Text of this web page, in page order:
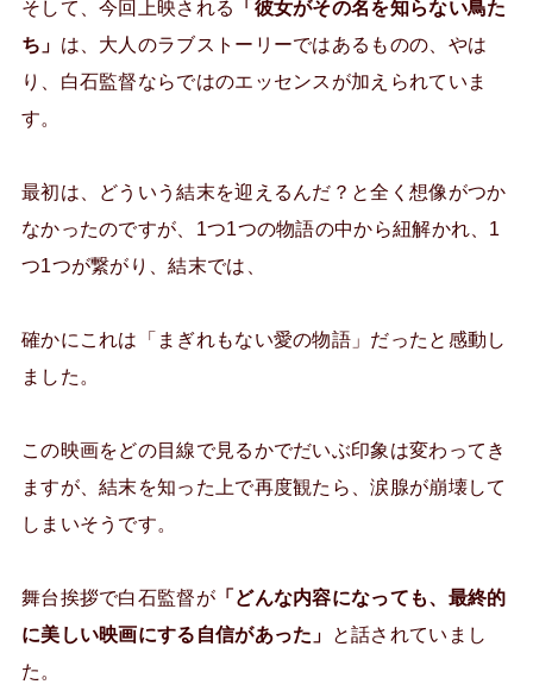
そして、今回上映される
「彼女がその名を知らない鳥た
ち」 は、大人のラブストーリーではあるものの、やは
り、白石監督ならではのエッセンスが加えられていま
す。
最初は、どういう結末を迎えるんだ？と全く想像がつか
なかったのですが、1つ1つの物語の中から紐解かれ、1
つ1つが繋がり、結末では、
確かにこれは「まぎれもない愛の物語」だったと感動し
ました。
この映画をどの目線で見るかでだいぶ印象は変わってき
ますが、結末を知った上で再度観たら、涙腺が崩壊して
しまいそうです。
舞台挨拶で白石監督が「どんな内容になっても、最終的
に美しい映画にする自信があった」
と話されていまし
た。